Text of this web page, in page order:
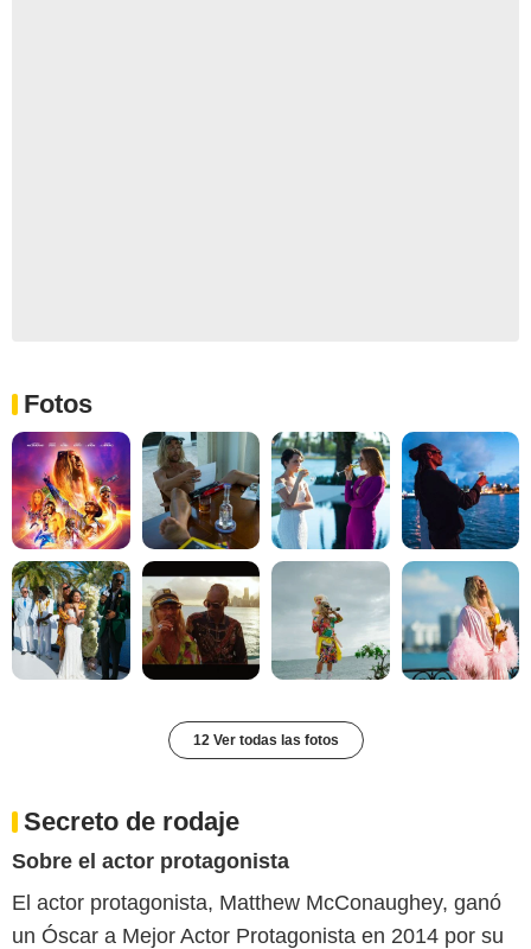
Fotos
12 Ver todas las fotos
Secreto de rodaje
Sobre el actor protagonista
El actor protagonista, Matthew McConaughey, ganó
un Óscar a Mejor Actor Protagonista en 2014 por su